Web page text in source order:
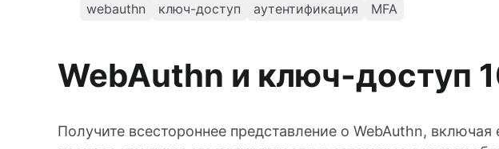
webauthn ключ-доступ аутентификация MFA
WebAuthn и ключ-доступ
Получите всестороннее представление о WebAuthn,